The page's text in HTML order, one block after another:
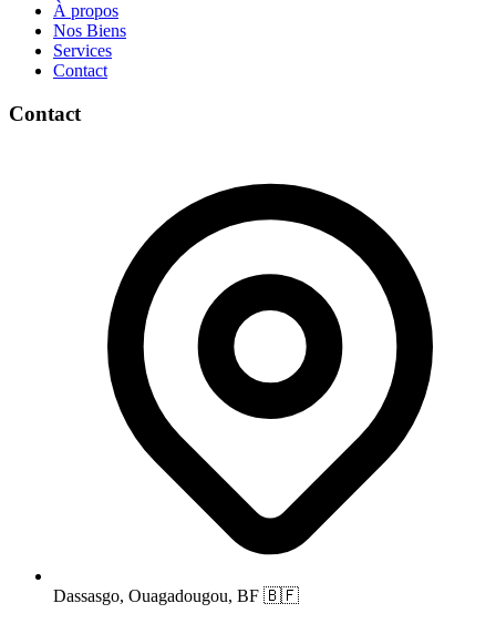
À propos
Nos Biens
Services
Contact
Contact
Dassasgo, Ouagadougou, BF 🇧🇫